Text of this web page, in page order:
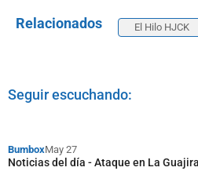
Relacionados El Hilo HJCK
Seguir escuchando:
BumboxMay 27
Noticias del día - Ataque en La